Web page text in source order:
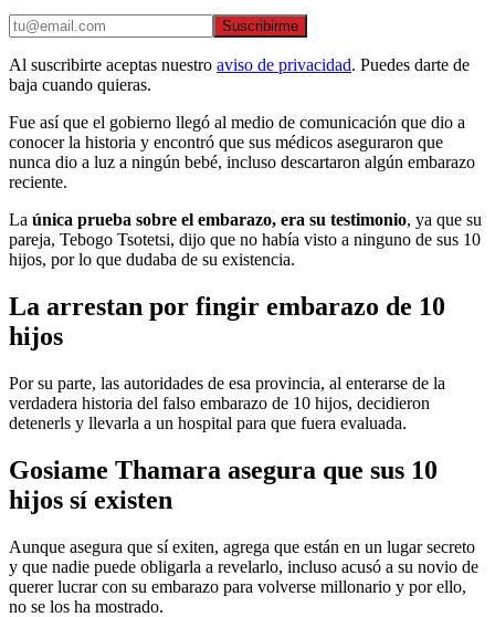
Suscribirme
Al suscribirte aceptas nuestro aviso de privacidad. Puedes darte de
baja cuando quieras.
Fue así que el gobierno llegó al medio de comunicación que dio a
conocer la historia y encontró que sus médicos aseguraron que
nunca dio a luz a ningún bebé, incluso descartaron algún embarazo
reciente.
La única prueba sobre el embarazo, era su testimonio, ya que su
pareja, Tebogo Tsotetsi, dijo que no había visto a ninguno de sus 10
hijos, por lo que dudaba de su existencia.
La arrestan por fingir embarazo de 10
hijos
Por su parte, las autoridades de esa provincia, al enterarse de la
verdadera historia del falso embarazo de 10 hijos, decidieron
detenerls y llevarla a un hospital para que fuera evaluada.
Gosiame Thamara asegura que sus 10
hijos sí existen
Aunque asegura que sí exiten, agrega que están en un lugar secreto
y que nadie puede obligarla a revelarlo, incluso acusó a su novio de
querer lucrar con su embarazo para volverse millonario y por ello,
no se los ha mostrado.